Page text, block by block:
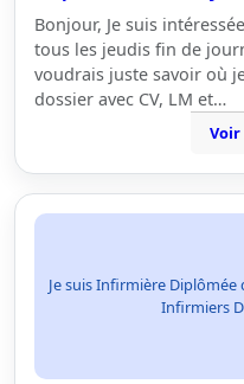
Bonjour, Je suis
tous les jeudis fin de
voudrais juste savoir où
dossier avec CV, LM et…
Je suis Infirmière
Infirmiers